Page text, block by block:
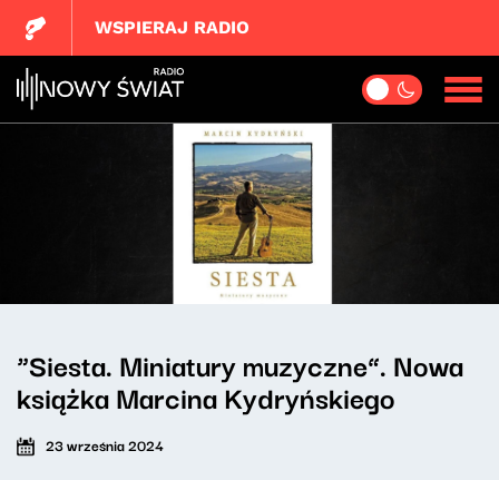
WSPIERAJ RADIO
“Siesta. Miniatury muzyczne”. Nowa
książka Marcina Kydryńskiego
23 września 2024